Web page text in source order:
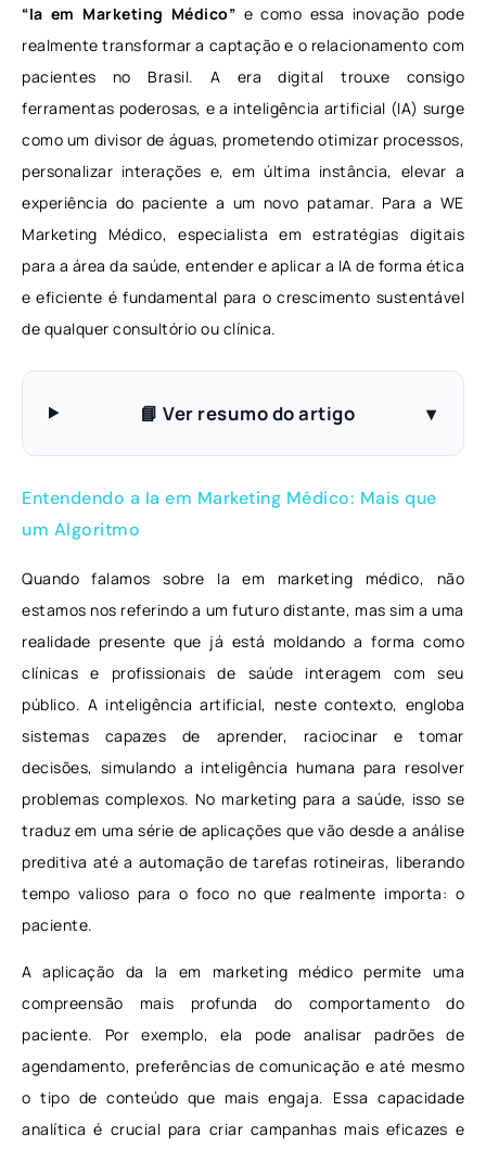
“Ia em Marketing Médico” e como essa inovação pode
realmente transformar a captação e o relacionamento com
pacientes no Brasil. A era digital trouxe consigo
ferramentas poderosas, e a inteligência artificial (IA) surge
como um divisor de águas, prometendo otimizar processos,
personalizar interações e, em última instância, elevar a
experiência do paciente a um novo patamar. Para a WE
Marketing Médico, especialista em estratégias digitais
para a área da saúde, entender e aplicar a IA de forma ética
e eficiente é fundamental para o crescimento sustentável
de qualquer consultório ou clínica.
📘 Ver resumo do artigo ▾
Entendendo a Ia em Marketing Médico: Mais que
um Algoritmo
Quando falamos sobre Ia em marketing médico, não
estamos nos referindo a um futuro distante, mas sim a uma
realidade presente que já está moldando a forma como
clínicas e profissionais de saúde interagem com seu
público. A inteligência artificial, neste contexto, engloba
sistemas capazes de aprender, raciocinar e tomar
decisões, simulando a inteligência humana para resolver
problemas complexos. No marketing para a saúde, isso se
traduz em uma série de aplicações que vão desde a análise
preditiva até a automação de tarefas rotineiras, liberando
tempo valioso para o foco no que realmente importa: o
paciente.
A aplicação da Ia em marketing médico permite uma
compreensão mais profunda do comportamento do
paciente. Por exemplo, ela pode analisar padrões de
agendamento, preferências de comunicação e até mesmo
o tipo de conteúdo que mais engaja. Essa capacidade
analítica é crucial para criar campanhas mais eficazes e